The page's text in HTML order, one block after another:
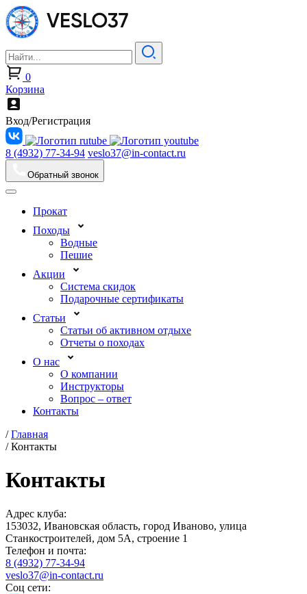
0
Корзина
Вход/Регистрация
8 (4932) 77-34-94 veslo37@in-contact.ru
Обратный звонок
Прокат
Походы
Водные
Пешие
Акции
Система скидок
Подарочные сертификаты
Статьи
Статьи об активном отдыхе
Отчеты о походах
О нас
О компании
Инструкторы
Вопрос – ответ
Контакты
/Главная
/Контакты
Контакты
Адрес клуба:
153032, Ивановская область, город Иваново, улица
Станкостроителей, дом 5А, строение 1
Телефон и почта:
8 (4932) 77-34-94
veslo37@in-contact.ru
Соц сети: